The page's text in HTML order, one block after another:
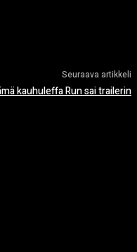
Seuraava artikkeli
kauhuleffa Run sai trailerin